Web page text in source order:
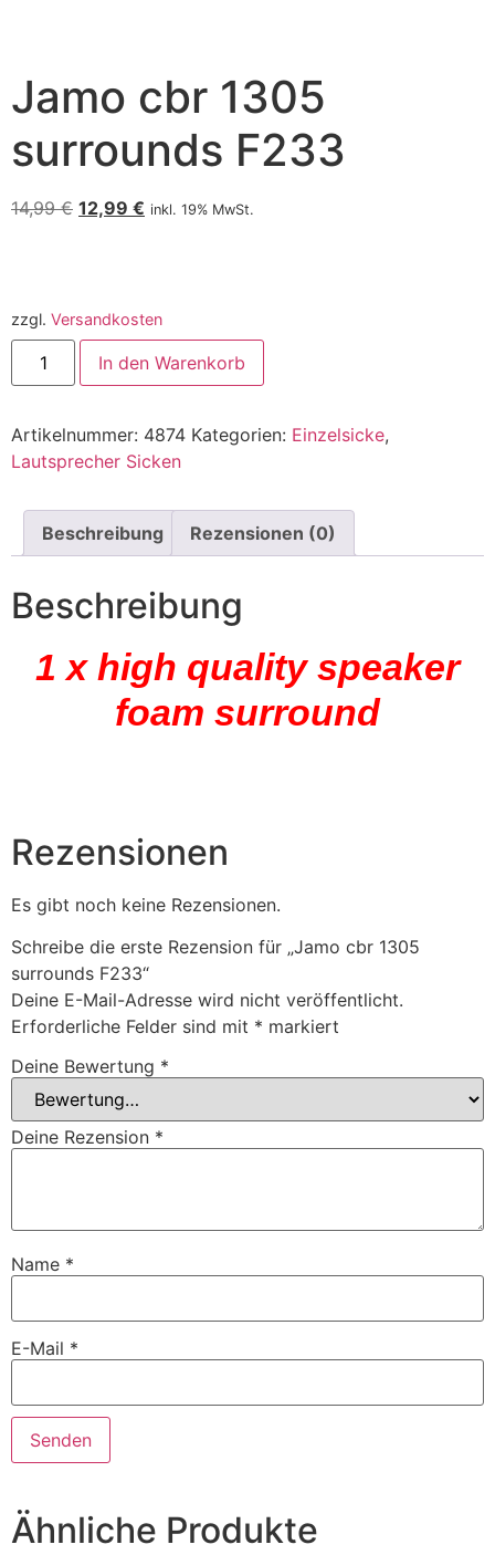
Jamo cbr 1305
surrounds F233
14,99€ 12,99 € inkl. 19% MwSt.
zzgl. Versandkosten
In den Warenkorb
Artikelnummer: 4874 Kategorien: Einzelsicke,
Lautsprecher Sicken
Beschreibung Rezensionen (0)
Beschreibung
1 x high quality speaker
foam surround
Rezensionen
Es gibt noch keine Rezensionen.
Schreibe die erste Rezension für „Jamo cbr 1305
surrounds F233“
Deine E-Mail-Adresse wird nicht veröffentlicht.
Erforderliche Felder sind mit * markiert
Deine Bewertung *
Deine Rezension *
Name *
E-Mail *
Ähnliche Produkte